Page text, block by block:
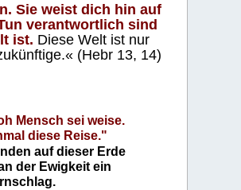
Sie weist dich hin auf
verantwortlich sind
ist. Diese Welt ist nur
(Hebr 13, 14)
Mensch sei weise.
diese Reise."
auf dieser Erde
der Ewigkeit ein